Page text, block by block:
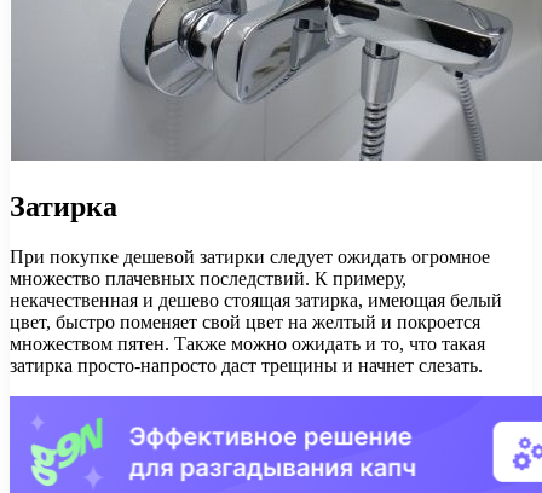
Затирка
При покупке дешевой затирки следует ожидать огромное
множество плачевных последствий. К примеру,
некачественная и дешево стоящая затирка, имеющая белый
цвет, быстро поменяет свой цвет на желтый и покроется
множеством пятен. Также можно ожидать и то, что такая
затирка просто-напросто даст трещины и начнет слезать.